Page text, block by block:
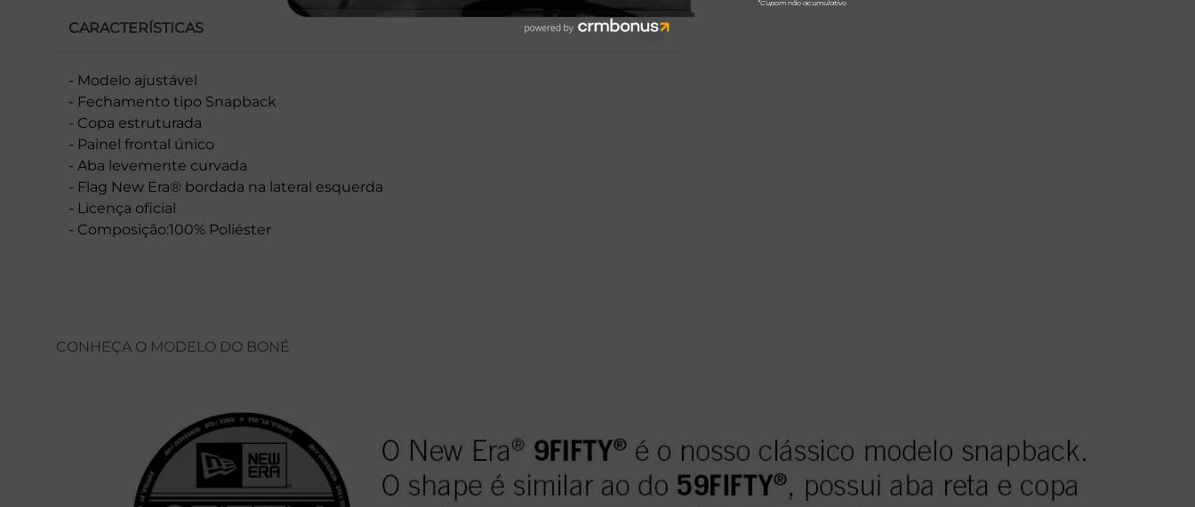
CARACTERÍSTICAS
- Modelo ajustável
- Fechamento tipo Snapback
- Copa estruturada
- Painel frontal único
- Aba levemente curvada
- Flag New Era® bordada na lateral esquerda
- Licença oficial
- Composição:100% Poliéster
CONHEÇA O MODELO DO BONÉ